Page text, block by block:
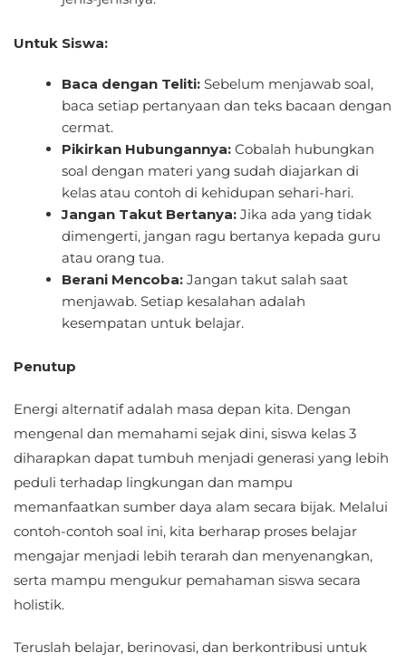
Untuk Siswa:
Baca dengan Teliti: Sebelum menjawab soal,
baca setiap pertanyaan dan teks bacaan dengan
cermat.
Pikirkan Hubungannya: Cobalah hubungkan
soal dengan materi yang sudah diajarkan di
kelas atau contoh di kehidupan sehari-hari.
Jangan Takut Bertanya: Jika ada yang tidak
dimengerti, jangan ragu bertanya kepada guru
atau orang tua.
Berani Mencoba: Jangan takut salah saat
menjawab. Setiap kesalahan adalah
kesempatan untuk belajar.
Penutup
Energi alternatif adalah masa depan kita. Dengan
mengenal dan memahami sejak dini, siswa kelas 3
diharapkan dapat tumbuh menjadi generasi yang lebih
peduli terhadap lingkungan dan mampu
memanfaatkan sumber daya alam secara bijak. Melalui
contoh-contoh soal ini, kita berharap proses belajar
mengajar menjadi lebih terarah dan menyenangkan,
serta mampu mengukur pemahaman siswa secara
holistik.
Teruslah belajar, berinovasi, dan berkontribusi untuk